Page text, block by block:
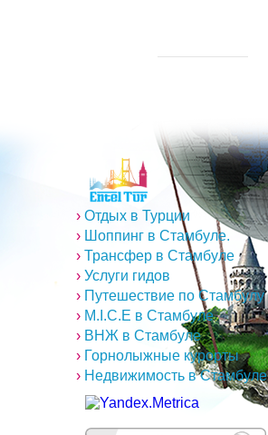
› Отдых в Турции
› Шоппинг в Стамбуле.
› Трансфер в Стамбуле
› Услуги гидов
› Путешествие по Стамбулу
› M.I.C.E в Стамбуле
› ВНЖ в Стамбуле
› Горнолыжные курорты
› Недвижимость в Стамбуле